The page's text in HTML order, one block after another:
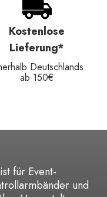
Kostenlose
Lieferung*
Deutschlands
ab 150€